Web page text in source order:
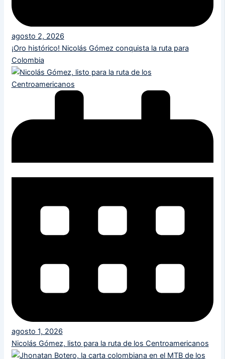
agosto 2, 2026
¡Oro histórico! Nicolás Gómez conquista la ruta para
Colombia
agosto 1, 2026
Nicolás Gómez, listo para la ruta de los Centroamericanos